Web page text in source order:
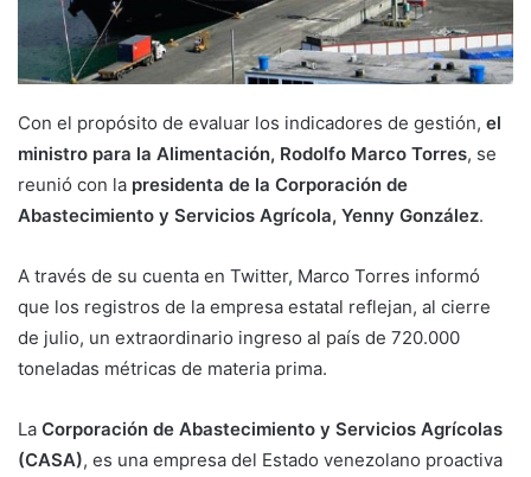
Con el propósito de evaluar los indicadores de gestión, el
ministro para la Alimentación, Rodolfo Marco Torres, se
reunió con la presidenta de la Corporación de
Abastecimiento y Servicios Agrícola, Yenny González.
A través de su cuenta en Twitter, Marco Torres informó
que los registros de la empresa estatal reflejan, al cierre
de julio, un extraordinario ingreso al país de 720.000
toneladas métricas de materia prima.
La Corporación de Abastecimiento y Servicios Agrícolas
(CASA), es una empresa del Estado venezolano proactiva